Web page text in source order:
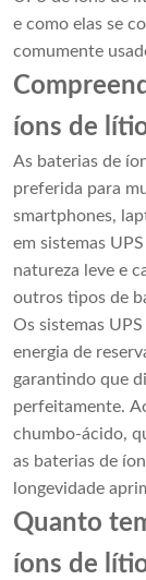
e como elas se
comumente
íons de
As baterias de
preferida para
smartphones,
em sistemas
natureza leve e
outros tipos de
Os sistemas
energia de
garantindo que
perfeitamente.
chumbo-ácido,
as baterias de
longevidade
Quanto
íons de